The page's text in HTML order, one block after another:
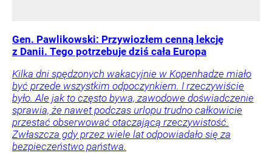
Gen. Pawlikowski: Przywiozłem cenną lekcję
z Danii. Tego potrzebuje dziś cała Europa
Kilka dni spędzonych wakacyjnie w Kopenhadze miało
być przede wszystkim odpoczynkiem. I rzeczywiście
było. Ale jak to często bywa, zawodowe doświadczenie
sprawia, że nawet podczas urlopu trudno całkowicie
przestać obserwować otaczającą rzeczywistość.
Zwłaszcza gdy przez wiele lat odpowiadało się za
bezpieczeństwo państwa.